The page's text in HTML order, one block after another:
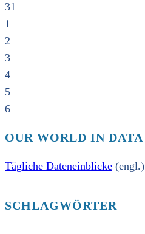
31
1
2
3
4
5
6
OUR WORLD IN DATA
Tägliche Dateneinblicke (engl.)
SCHLAGWÖRTER